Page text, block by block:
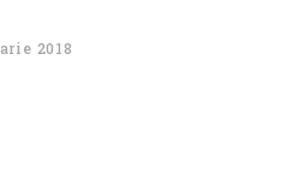
2018